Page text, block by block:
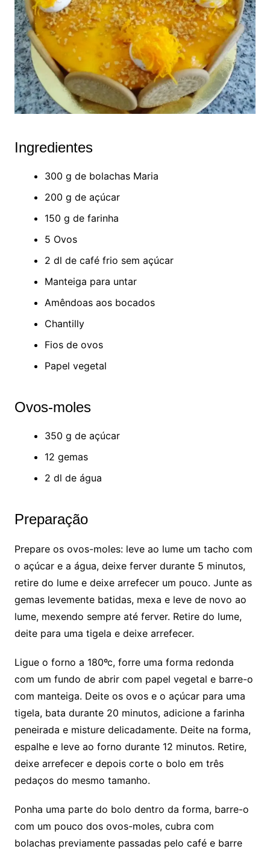
Ingredientes
300 g de bolachas Maria
200 g de açúcar
150 g de farinha
5 Ovos
2 dl de café frio sem açúcar
Manteiga para untar
Amêndoas aos bocados
Chantilly
Fios de ovos
Papel vegetal
Ovos-moles
350 g de açúcar
12 gemas
2 dl de água
Preparação
Prepare os ovos-moles: leve ao lume um tacho com
o açúcar e a água, deixe ferver durante 5 minutos,
retire do lume e deixe arrefecer um pouco. Junte as
gemas levemente batidas, mexa e leve de novo ao
lume, mexendo sempre até ferver. Retire do lume,
deite para uma tigela e deixe arrefecer.
Ligue o forno a 180ºc, forre uma forma redonda
com um fundo de abrir com papel vegetal e barre-o
com manteiga. Deite os ovos e o açúcar para uma
tigela, bata durante 20 minutos, adicione a farinha
peneirada e misture delicadamente. Deite na forma,
espalhe e leve ao forno durante 12 minutos. Retire,
deixe arrefecer e depois corte o bolo em três
pedaços do mesmo tamanho.
Ponha uma parte do bolo dentro da forma, barre-o
com um pouco dos ovos-moles, cubra com
bolachas previamente passadas pelo café e barre